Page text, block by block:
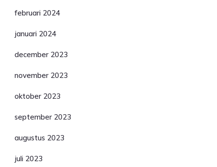
februari 2024
januari 2024
december 2023
november 2023
oktober 2023
september 2023
augustus 2023
juli 2023